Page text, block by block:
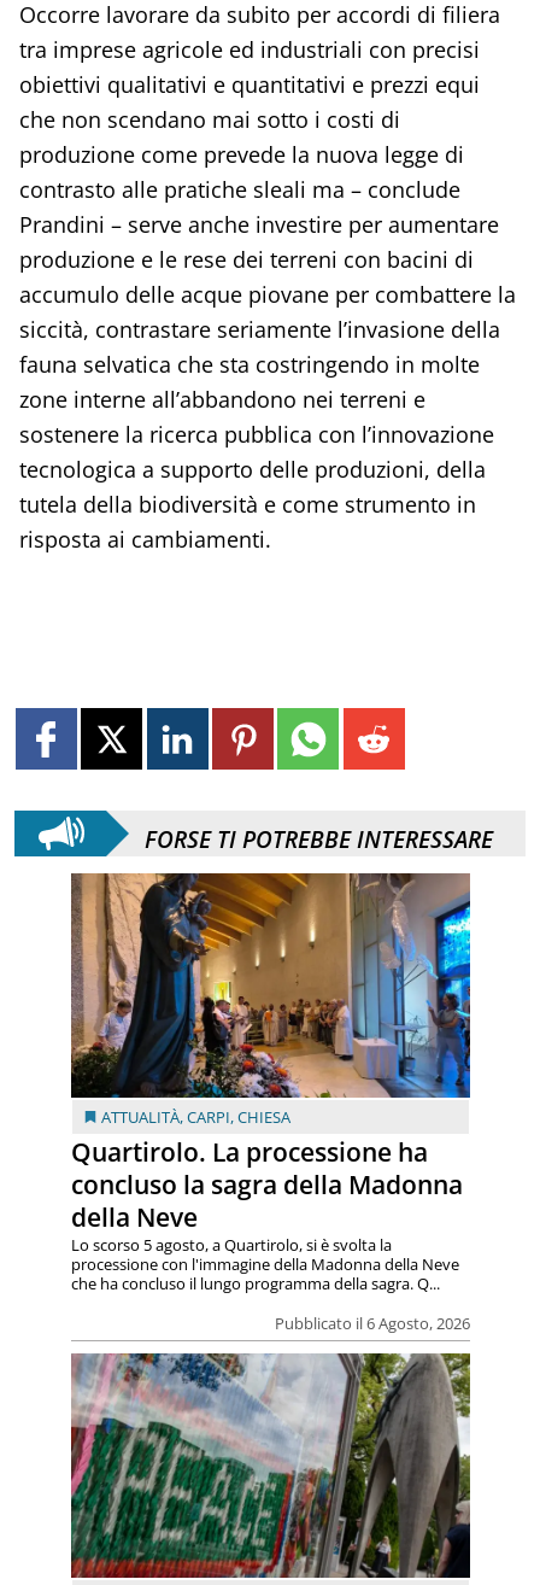
Occorre lavorare da subito per accordi di filiera
tra imprese agricole ed industriali con precisi
obiettivi qualitativi e quantitativi e prezzi equi
che non scendano mai sotto i costi di
produzione come prevede la nuova legge di
contrasto alle pratiche sleali ma – conclude
Prandini – serve anche investire per aumentare
produzione e le rese dei terreni con bacini di
accumulo delle acque piovane per combattere la
siccità, contrastare seriamente l’invasione della
fauna selvatica che sta costringendo in molte
zone interne all’abbandono nei terreni e
sostenere la ricerca pubblica con l’innovazione
tecnologica a supporto delle produzioni, della
tutela della biodiversità e come strumento in
risposta ai cambiamenti.
FORSE TI POTREBBE INTERESSARE
ATTUALITÀ,CARPI,CHIESA
Quartirolo. La processione ha
concluso la sagra della Madonna
della Neve
Pubblicato il 6 Agosto, 2026
Lo scorso 5 agosto, a Quartirolo, si è svolta la
processione con l'immagine della Madonna della Neve
che ha concluso il lungo programma della sagra. Q...